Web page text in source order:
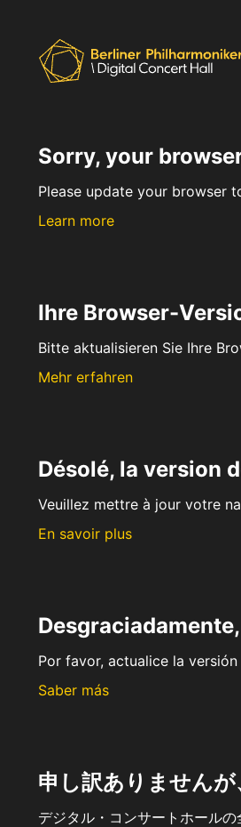
Sorry, your
Please update your browser
Learn more
Ihre Browser-
Bitte aktualisieren Sie Ihre
Mehr erfahren
Désolé, la version
Veuillez mettre à jour votre
En savoir plus
Por favor, actualice la
Saber más
申し訳ありません
デジタル・コンサートホール